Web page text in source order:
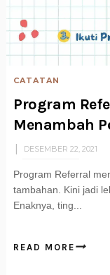
CATATAN
Program
Menambah
DESEMBER 22, 2021
Program Referral
tambahan. Kini jadi
Enaknya, ting...
READ MORE